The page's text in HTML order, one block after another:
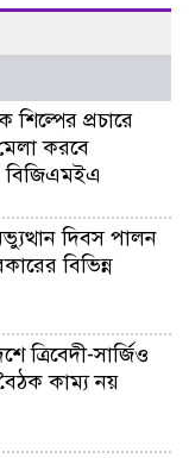
শিল্পের প্রচারে
করবে
দিবস পালন
বিভিন্ন
ত্রিবেদী-সার্জিও
কাম্য নয়